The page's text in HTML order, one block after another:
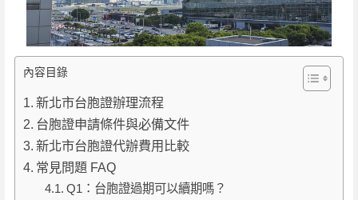
內容目錄
新北市台胞證辦理流程
台胞證申請條件與必備文件
新北市台胞證代辦費用比較
常見問題 FAQ
Q1：台胞證過期可以續期嗎？